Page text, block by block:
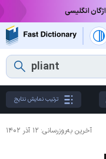
انگلیسی
ترتیب نمایش نتایج
آخرین به‌روزرسانی: ۱۲ آذر ۱۴۰۲